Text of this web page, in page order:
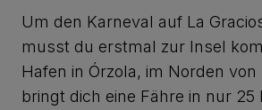
Um den Karneval auf La
musst du erstmal zur Insel
Hafen in Órzola, im Norden von
bringt dich eine Fähre in nur 25